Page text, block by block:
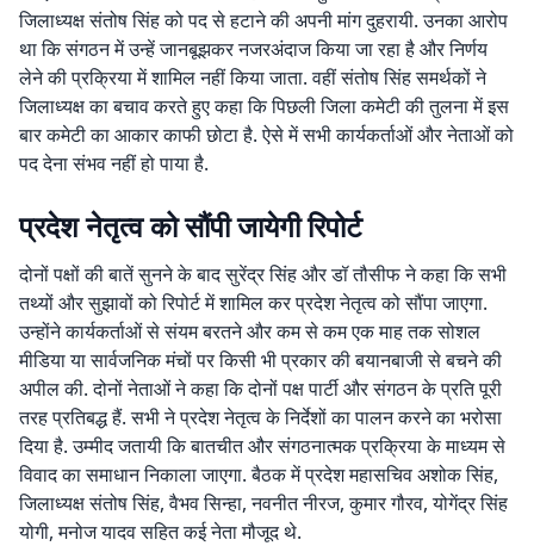
जिलाध्यक्ष संतोष सिंह को पद से हटाने की अपनी मांग दुहरायी. उनका आरोप
था कि संगठन में उन्हें जानबूझकर नजरअंदाज किया जा रहा है और निर्णय
लेने की प्रक्रिया में शामिल नहीं किया जाता. वहीं संतोष सिंह समर्थकों ने
जिलाध्यक्ष का बचाव करते हुए कहा कि पिछली जिला कमेटी की तुलना में इस
बार कमेटी का आकार काफी छोटा है. ऐसे में सभी कार्यकर्ताओं और नेताओं को
पद देना संभव नहीं हो पाया है.
प्रदेश नेतृत्व को सौंपी जायेगी रिपोर्ट
दोनों पक्षों की बातें सुनने के बाद सुरेंद्र सिंह और डॉ तौसीफ ने कहा कि सभी
तथ्यों और सुझावों को रिपोर्ट में शामिल कर प्रदेश नेतृत्व को सौंपा जाएगा.
उन्होंने कार्यकर्ताओं से संयम बरतने और कम से कम एक माह तक सोशल
मीडिया या सार्वजनिक मंचों पर किसी भी प्रकार की बयानबाजी से बचने की
अपील की. दोनों नेताओं ने कहा कि दोनों पक्ष पार्टी और संगठन के प्रति पूरी
तरह प्रतिबद्ध हैं. सभी ने प्रदेश नेतृत्व के निर्देशों का पालन करने का भरोसा
दिया है. उम्मीद जतायी कि बातचीत और संगठनात्मक प्रक्रिया के माध्यम से
विवाद का समाधान निकाला जाएगा. बैठक में प्रदेश महासचिव अशोक सिंह,
जिलाध्यक्ष संतोष सिंह, वैभव सिन्हा, नवनीत नीरज, कुमार गौरव, योगेंद्र सिंह
योगी, मनोज यादव सहित कई नेता मौजूद थे.